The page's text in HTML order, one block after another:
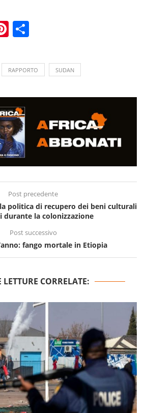
Pinterest
RAPPORTO SUDAN
Post precedente
politica di recupero dei beni culturali
la colonizzazione
Post successivo
fango mortale in Etiopia
LETTURE CORRELATE: